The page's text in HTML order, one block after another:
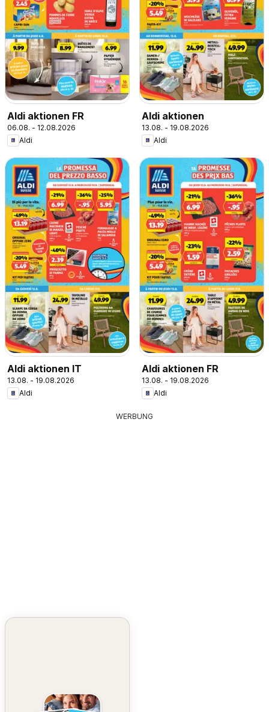
Aldi aktionen FR
06.08. - 12.08.2026
Aldi
Aldi aktionen
13.08. - 19.08.2026
Aldi
Aldi aktionen IT
13.08. - 19.08.2026
Aldi
Aldi aktionen FR
13.08. - 19.08.2026
Aldi
WERBUNG